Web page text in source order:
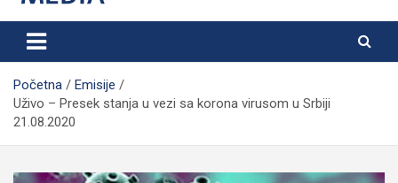
Nešvil Media Bogatić
Početna
Emisije
Uživo – Presek stanja u vezi sa korona virusom u Srbiji
21.08.2020